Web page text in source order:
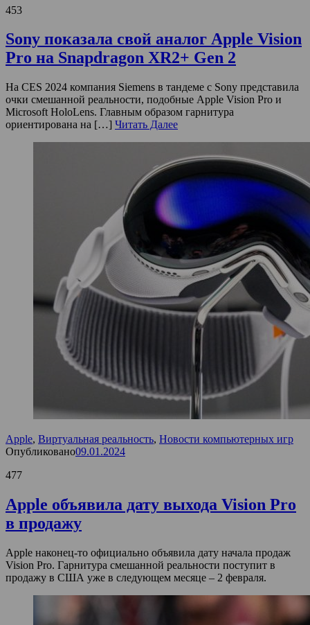
453
Sony показала свой аналог Apple Vision
Pro на Snapdragon XR2+ Gen 2
На CES 2024 компания Siemens в тандеме с Sony представила
очки смешанной реальности, подобные Apple Vision Pro и
Microsoft HoloLens. Главным образом гарнитура
ориентирована на […] Читать Далее
Apple, Виртуальная реальность, Новости компьютерных игр
Опубликовано09.01.2024
477
Apple объявила дату выхода Vision Pro
в продажу
Apple наконец-то официально объявила дату начала продаж
Vision Pro. Гарнитура смешанной реальности поступит в
продажу в США уже в следующем месяце – 2 февраля.